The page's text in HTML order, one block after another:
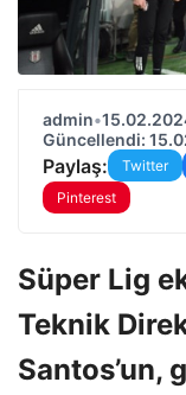
admin•
Güncellendi:
Paylaş: Twitter
Pinterest
Süper Lig
Teknik
Santos’un,